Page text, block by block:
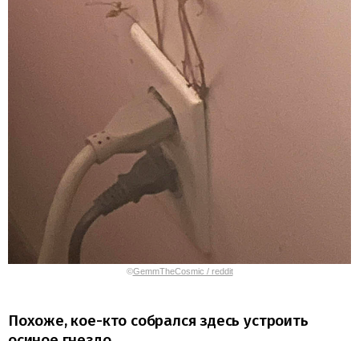
©GemmTheCosmic / reddit
Похоже, кое-кто собрался здесь устроить